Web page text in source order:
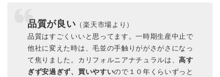
品質が良い （楽天市場より）
品質はすごくいいと思ってます。一時期生産中止で
他社に変えた時は、毛並の手触りががさがさになっ
て焦りました。カリフォルニアナチュラルは、高す
ぎず安過ぎず、買いやすいので１０年くらいずっと